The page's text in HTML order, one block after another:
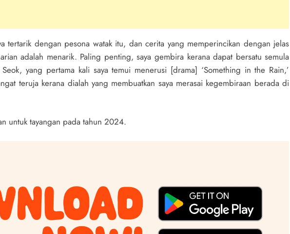
tertarik dengan pesona watak itu, dan cerita yang memperincikan dengan jelas
adalah menarik. Paling penting, saya gembira kerana dapat bersatu semula
yang pertama kali saya temui menerusi [drama] ‘Something in the Rain,’
teruja kerana dialah yang membuatkan saya merasai kegembiraan berada di
untuk tayangan pada tahun 2024.